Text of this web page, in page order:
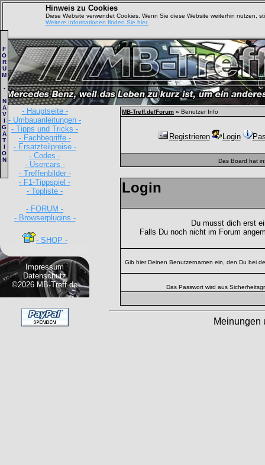
Hinweis zu Cookies
Diese Website verwendet Cookies. Wenn Sie diese Website weiterhin nutzen,
Weitere Informationen finden Sie hier.
- Hauptseite -
- Umbauanleitungen -
- Tipps und Tricks -
- Fachbegriffe -
- Ersatzteilpreise -
- Codes -
- Usercars -
- Treffenbilder -
- F1-Tippspiel -
- Topliste -
- FORUM -
- Browserplugins -
- SHOP -
Impressum
Datenschutz
©2026 MB-Treff.de
F
O
R
U
M
-
N
A
V
I
G
A
T
I
O
N
MB-Treff.de/Forum » Benutzer Info
Registrieren Login
Das Board hat
Login
Du musst dich erst
Falls Du noch nicht im Forum
Gib hier Deinen Benutzernamen ein, den Du bei
Das Passwort wird aus
Meinungen